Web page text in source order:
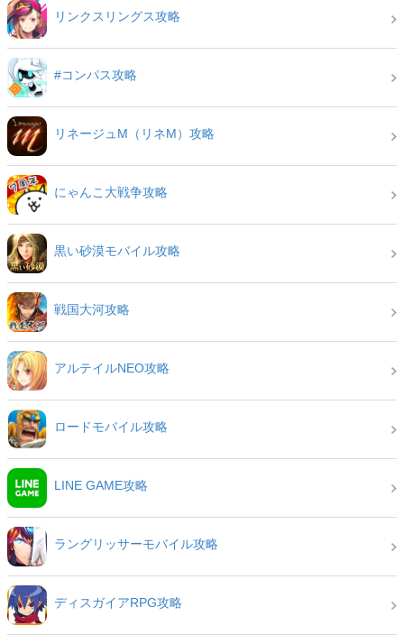
リンクスリングス攻略
#コンパス攻略
リネージュM（リネM）攻略
にゃんこ大戦争攻略
黒い砂漠モバイル攻略
戦国大河攻略
アルテイルNEO攻略
ロードモバイル攻略
LINE GAME攻略
ラングリッサーモバイル攻略
ディスガイアRPG攻略